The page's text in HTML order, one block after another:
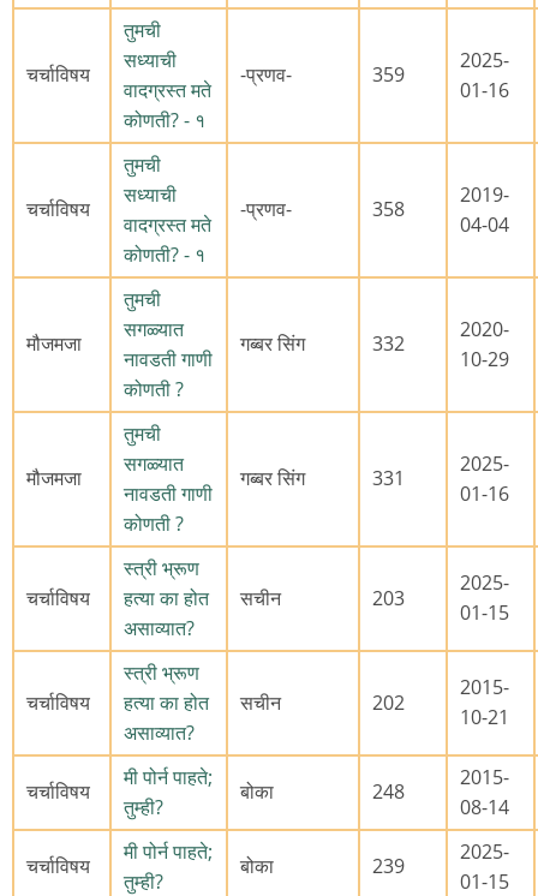
चर्चाविषय
तुमची
सध्याची
वादग्रस्त मते
कोणती? - १
-प्रणव- 359
2025-
01-16
चर्चाविषय
तुमची
सध्याची
वादग्रस्त मते
कोणती? - १
-प्रणव- 358
2019-
04-04
मौजमजा
तुमची
सगळ्यात
नावडती गाणी
कोणती ?
गब्बर सिंग 332
2020-
10-29
मौजमजा
तुमची
सगळ्यात
नावडती गाणी
कोणती ?
गब्बर सिंग 331
2025-
01-16
चर्चाविषय
स्त्री भ्रूण
हत्या का होत
असाव्यात?
सचीन 203
2025-
01-15
चर्चाविषय
स्त्री भ्रूण
हत्या का होत
असाव्यात?
सचीन 202
2015-
10-21
चर्चाविषय
मी पोर्न पाहते;
तुम्ही?
बोका 248
2015-
08-14
चर्चाविषय
मी पोर्न पाहते;
तुम्ही?
बोका 239
2025-
01-15